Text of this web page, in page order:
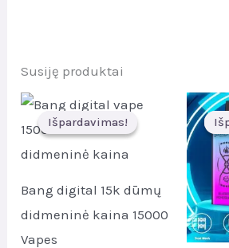
Susiję produktai
Išpardavimas!
Išpardavimas!
Bang digital 15k dūmų
didmeninė kaina 15000
Vapes